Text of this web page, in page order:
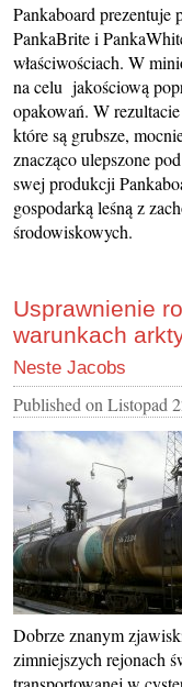
Pankaboard prezentuje
PankaBrite i
właściwościach. W
na celu jakościową
opakowań. W
które są grubsze,
znacząco ulepszone
swej produkcji
gospodarką leśną z
środowiskowych.
Usprawnienie
warunkach
Neste Jacobs
Published on Listopad
Dobrze znanym
zimniejszych rejonach